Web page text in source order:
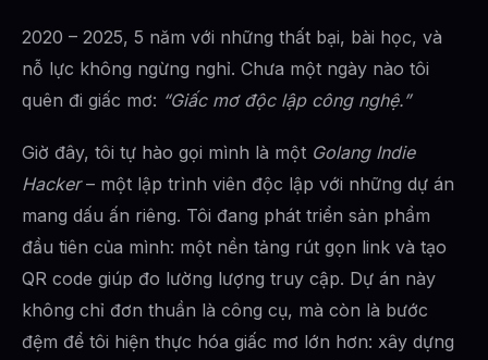
2020 – 2025, 5 năm với những thất bại, bài học, và
nỗ lực không ngừng nghỉ. Chưa một ngày nào tôi
quên đi giấc mơ: “Giấc mơ độc lập công nghệ.”
Giờ đây, tôi tự hào gọi mình là một Golang Indie
Hacker– một lập trình viên độc lập với những dự án
mang dấu ấn riêng. Tôi đang phát triển sản phẩm
đầu tiên của mình: một nền tảng rút gọn link và tạo
QR code giúp đo lường lượng truy cập. Dự án này
không chỉ đơn thuần là công cụ, mà còn là bước
đệm để tôi hiện thực hóa giấc mơ lớn hơn: xây dựng